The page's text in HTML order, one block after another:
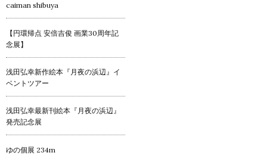
caiman shibuya
【円環帰点 安倍吉俊 画業30周年記
念展】
浅田弘幸新作絵本『月夜の浜辺』イ
ベントツアー
浅田弘幸最新刊絵本『月夜の浜辺』
発売記念展
ゆの個展 234m